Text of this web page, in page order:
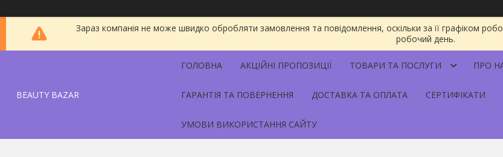
Зараз компанія не може швидко обробляти замовлення та повідомлення, оскільки за її графіком
робочий день.
BEAUTY BAZAR
ГОЛОВНА АКЦІЙНІ ПРОПОЗИЦІЇ ТОВАРИ ТА ПОСЛУГИ ПРО
ГАРАНТІЯ ТА ПОВЕРНЕННЯ ДОСТАВКА ТА ОПЛАТА СЕРТИФІКАТИ
УМОВИ ВИКОРИСТАННЯ САЙТУ